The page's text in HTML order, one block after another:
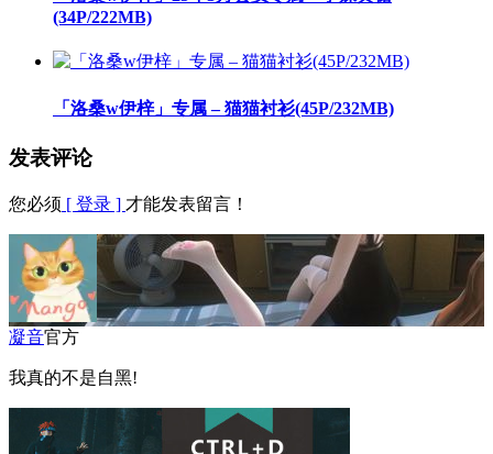
(34P/222MB)
「洛桑w伊梓」专属 – 猫猫衬衫(45P/232MB)
发表评论
您必须 [ 登录 ] 才能发表留言！
凝音官方
我真的不是自黑!